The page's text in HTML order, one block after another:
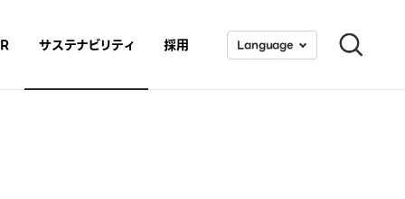
サステナビリティ 採用 Language